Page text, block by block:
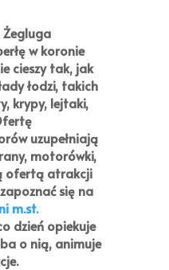
Żegluga
w koronie
cieszy tak, jak
łodzi, takich
krypy, lejtaki,
uzupełniają
motorówki,
ofertą atrakcji
się na
m.st.
dzień opiekuje
o nią, animuje